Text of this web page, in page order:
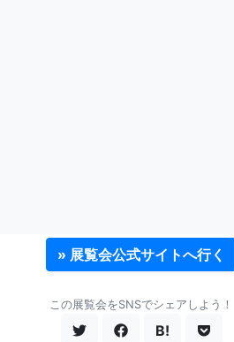
» 展覧会公式サイトへ行く
この展覧会をSNSでシェアしよう！
B!